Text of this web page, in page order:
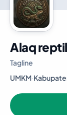
Alaq
Tagline
UMKM·